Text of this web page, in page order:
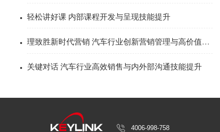
轻松讲好课 内部课程开发与呈现技能提升
理致胜新时代营销 汽车行业创新营销管理与高价值感思维
关键对话 汽车行业高效销售与内外部沟通技能提升
4006-998-758